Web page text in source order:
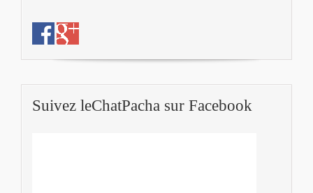
Suivez leChatPacha sur Facebook